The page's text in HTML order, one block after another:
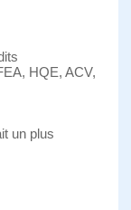
HQE, ACV,
un plus